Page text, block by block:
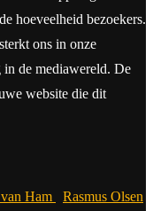
hoeveelheid bezoekers.
ons in onze
in de mediawereld. De
website die dit
Ham
Rasmus Olsen